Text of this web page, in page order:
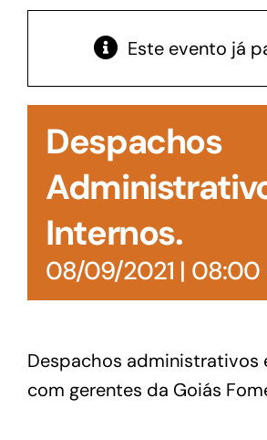
Acesso à Informação
Este evento já
Despachos
Internos.
08/09/2021 | 08:00
Despachos administrativos
com gerentes da Goiás